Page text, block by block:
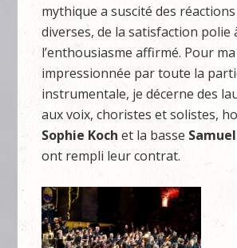
mythique a suscité des
diverses, de la satisfaction polie
l’enthousiasme affirmé. Pour
impressionnée par toute la
instrumentale, je décerne des
aux voix, choristes et solistes,
Sophie Koch et la basse
ont rempli leur contrat.